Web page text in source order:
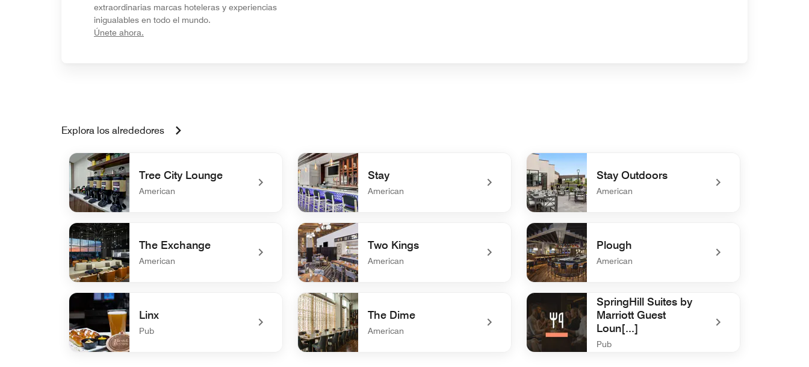
extraordinarias marcas hoteleras y experiencias
inigualables en todo el mundo.
Únete ahora.
Explora los alrededores
Tree City Lounge
American
undefined Tree City Lounge
Stay
American
undefined Stay
Stay Outdoors
American
undefined Stay Outdoors
The Exchange
American
undefined The Exchange
Two Kings
American
undefined Two Kings
Plough
American
undefined Plough
Linx
Pub
The Dime
American
SpringHill Suites by
Marriott Guest
Loun[...]
Pub